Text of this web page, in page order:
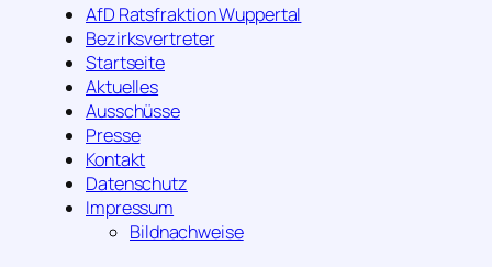
AfD Ratsfraktion Wuppertal
Bezirksvertreter
Startseite
Aktuelles
Ausschüsse
Presse
Kontakt
Datenschutz
Impressum
Bildnachweise